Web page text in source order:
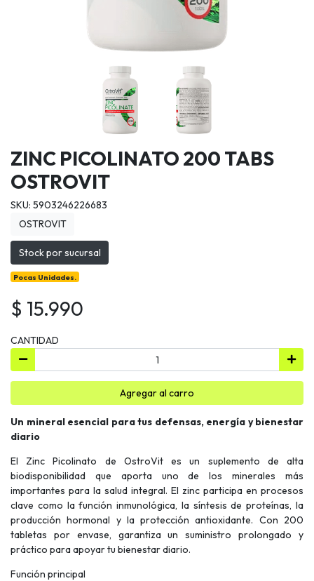
ZINC PICOLINATO 200 TABS
OSTROVIT
SKU: 5903246226683
OSTROVIT
Stock por sucursal
Pocas Unidades.
$ 15.990
CANTIDAD
Agregar al carro
Un mineral esencial para tus defensas, energía y bienestar
diario
El Zinc Picolinato de OstroVit es un suplemento de alta
biodisponibilidad que aporta uno de los minerales más
importantes para la salud integral. El zinc participa en procesos
clave como la función inmunológica, la síntesis de proteínas, la
producción hormonal y la protección antioxidante. Con 200
tabletas por envase, garantiza un suministro prolongado y
práctico para apoyar tu bienestar diario.
Función principal